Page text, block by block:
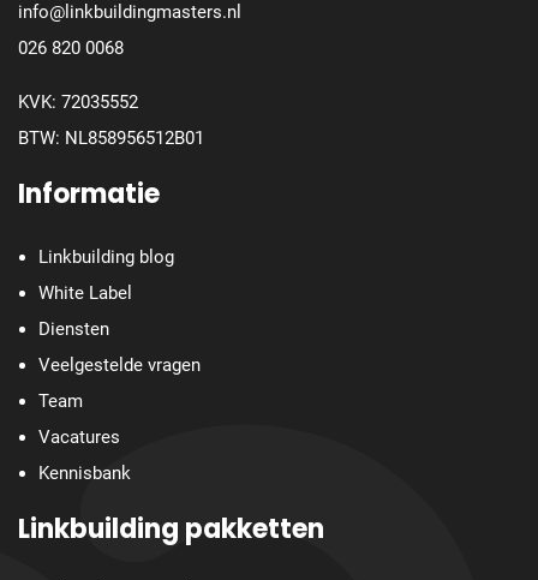
info@linkbuildingmasters.nl
026 820 0068
KVK: 72035552
BTW: NL858956512B01
Informatie
Linkbuilding blog
White Label
Diensten
Veelgestelde vragen
Team
Vacatures
Kennisbank
Linkbuilding pakketten